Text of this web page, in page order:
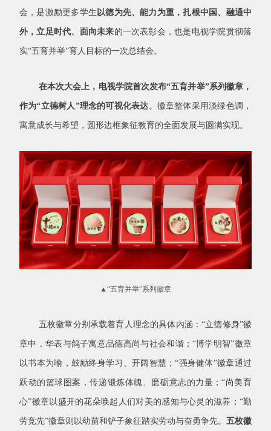
会，是激励更多学生以德为先、能力为重，扎根中国、融通中
外，立足时代、面向未来的一次表彰会，也是电视学院贯彻落
实“五育并举”育人目标的一次总结会。
在本次大会上，电视学院首次发布“五育并举”系列徽章，
作为“立德树人”理念的可视化表达。徽章整体采用淡绿色调，
寓意成长与希望，圆形边框象征教育的全面发展与圆满实现。
▲“五育并举”系列徽章
五枚徽章分别承载着育人理念的具体内涵：“立德修身”徽
章中，华表与鸽子寓意品德高尚与社会和谐；“博学明智”徽章
以书本为喻，鼓励终身学习、开阔智慧；“强身健体”徽章通过
跃动的篮球图案，传递锻炼体魄、磨砺意志的力量；“尚美育
心”徽章以盛开的花朵唤起人们对美的感知与心灵的滋养；“勤
劳竞先”徽章则以幼苗和铲子象征踏实劳动与奋勇争先。 五枚徽